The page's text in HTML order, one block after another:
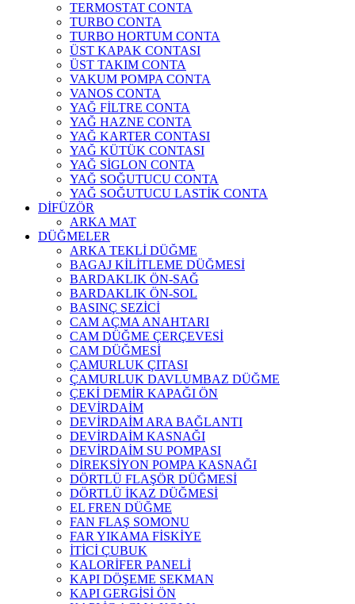
TERMOSTAT CONTA
TURBO CONTA
TURBO HORTUM CONTA
ÜST KAPAK CONTASI
ÜST TAKIM CONTA
VAKUM POMPA CONTA
VANOS CONTA
YAĞ FİLTRE CONTA
YAĞ HAZNE CONTA
YAĞ KARTER CONTASI
YAĞ KÜTÜK CONTASI
YAĞ SİGLON CONTA
YAĞ SOĞUTUCU CONTA
YAĞ SOĞUTUCU LASTİK CONTA
DİFÜZÖR
ARKA MAT
DÜĞMELER
ARKA TEKLİ DÜĞME
BAGAJ KİLİTLEME DÜĞMESİ
BARDAKLIK ÖN-SAĞ
BARDAKLIK ÖN-SOL
BASINÇ SEZİCİ
CAM AÇMA ANAHTARI
CAM DÜĞME ÇERÇEVESİ
CAM DÜĞMESİ
ÇAMURLUK ÇITASI
ÇAMURLUK DAVLUMBAZ DÜĞME
ÇEKİ DEMİR KAPAĞI ÖN
DEVİRDAİM
DEVİRDAİM ARA BAĞLANTI
DEVİRDAİM KASNAĞI
DEVİRDAİM SU POMPASI
DİREKSİYON POMPA KASNAĞI
DÖRTLÜ FLAŞÖR DÜĞMESİ
DÖRTLÜ İKAZ DÜĞMESİ
EL FREN DÜĞME
FAN FLAŞ SOMONU
FAR YIKAMA FİSKİYE
İTİCİ ÇUBUK
KALORİFER PANELİ
KAPI DÖŞEME SEKMAN
KAPI GERGİSİ ÖN